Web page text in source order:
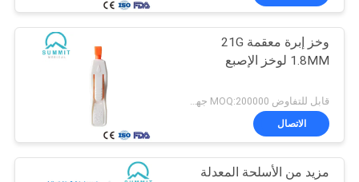
وخز إبرة معقمة 21G
1.8MM لوخز الإصبع
الاتصال
مزيد من الأسلحة المعدلة